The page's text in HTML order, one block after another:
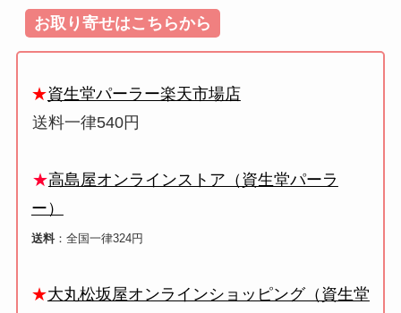
お取り寄せはこちらから
★資生堂パーラー楽天市場店
送料一律540円
★高島屋オンラインストア（資生堂パーラ
ー）
送料：全国一律324円
★大丸松坂屋オンラインショッピング（資生堂